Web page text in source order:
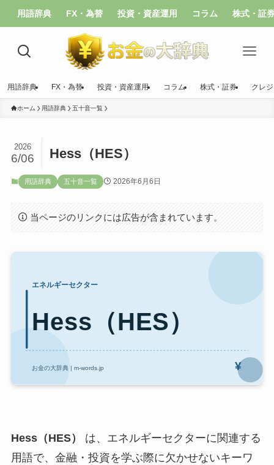
用語辞典 FX・為替 投資・資産運用 コラム 株式・証
用語辞典 FX・為替 投資・資産運用 コラム 株式・証券 クレ
ホーム 用語辞典 五十音一覧
Hess（HES）
2026
6/06
用語辞典 五十音一覧 2026年6月6日
当ページのリンクには広告が含まれています。
Hess（HES）
は、エネルギーセクターに関連する
用語で、金融・投資を学ぶ際に欠かせないキーワ